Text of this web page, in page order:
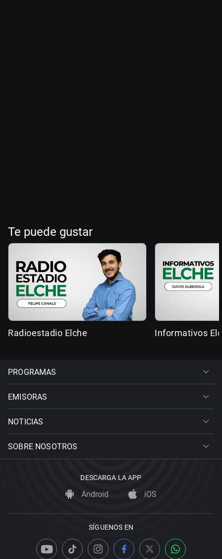
Te puede gustar
Radioestadio Elche Informativos
PROGRAMAS
EMISORAS
NOTICIAS
SOBRE NOSOTROS
DESCARGA LA APP
Android iOS
SÍGUENOS EN